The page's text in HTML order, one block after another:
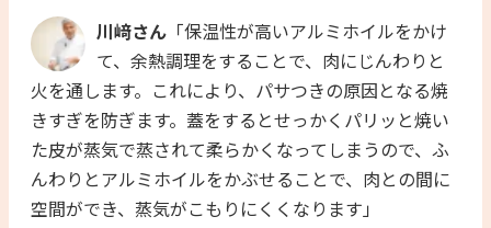
川﨑さん 「保温性が高いアルミホイルをかけ
て、余熱調理をすることで、肉にじんわりと
火を通します。これにより、パサつきの原因となる焼
きすぎを防ぎます。蓋をするとせっかくパリッと焼い
た皮が蒸気で蒸されて柔らかくなってしまうので、ふ
んわりとアルミホイルをかぶせることで、肉との間に
空間ができ、蒸気がこもりにくくなります」